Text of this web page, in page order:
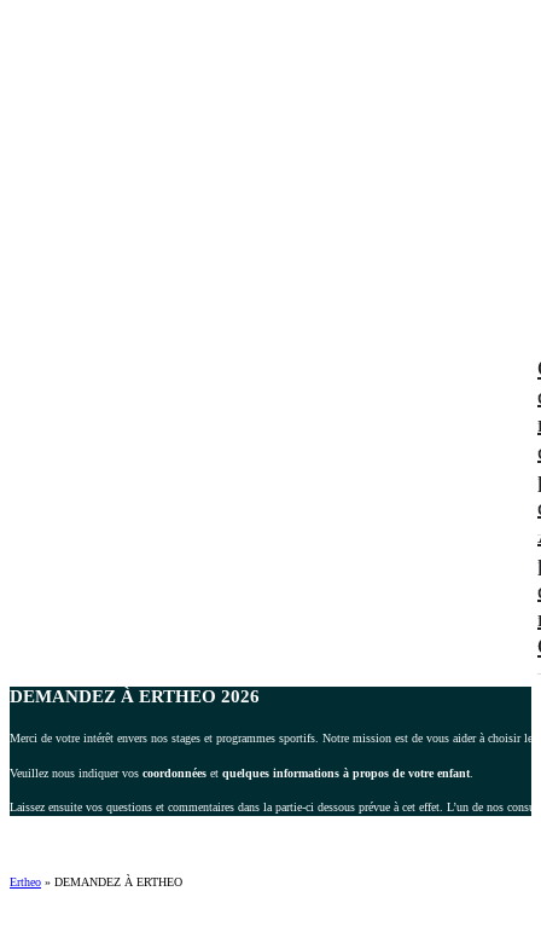
DEMANDEZ À ERTHEO 2026
Merci de votre intérêt envers nos stages et programmes sportifs. Notre mission est de vous aider à choisir
Veuillez nous indiquer vos coordonnées et quelques informations à propos de votre enfant
Laissez ensuite vos questions et commentaires dans la partie-ci dessous prévue à cet effet. L’un de nos
Ertheo » DEMANDEZ À ERTHEO